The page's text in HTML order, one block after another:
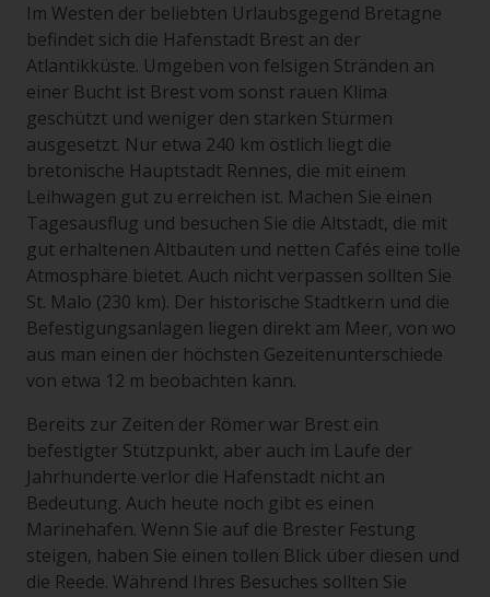
Im Westen der beliebten Urlaubsgegend Bretagne
befindet sich die Hafenstadt Brest an der
Atlantikküste. Umgeben von felsigen Stränden an
einer Bucht ist Brest vom sonst rauen Klima
geschützt und weniger den starken Stürmen
ausgesetzt. Nur etwa 240 km östlich liegt die
bretonische Hauptstadt Rennes, die mit einem
Leihwagen gut zu erreichen ist. Machen Sie einen
Tagesausflug und besuchen Sie die Altstadt, die mit
gut erhaltenen Altbauten und netten Cafés eine tolle
Atmosphäre bietet. Auch nicht verpassen sollten Sie
St. Malo (230 km). Der historische Stadtkern und die
Befestigungsanlagen liegen direkt am Meer, von wo
aus man einen der höchsten Gezeitenunterschiede
von etwa 12 m beobachten kann.
Bereits zur Zeiten der Römer war Brest ein
befestigter Stützpunkt, aber auch im Laufe der
Jahrhunderte verlor die Hafenstadt nicht an
Bedeutung. Auch heute noch gibt es einen
Marinehafen. Wenn Sie auf die Brester Festung
steigen, haben Sie einen tollen Blick über diesen und
die Reede. Während Ihres Besuches sollten Sie